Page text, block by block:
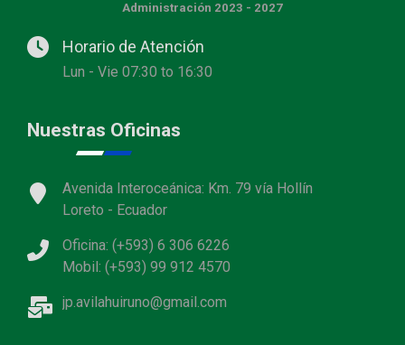
Administración 2023 - 2027
Horario de Atención
Lun - Vie 07:30 to 16:30
Nuestras Oficinas
Avenida Interoceánica: Km. 79 vía Hollín
Loreto - Ecuador
Oficina: (+593) 6 306 6226
Mobil: (+593) 99 912 4570
jp.avilahuiruno@gmail.com